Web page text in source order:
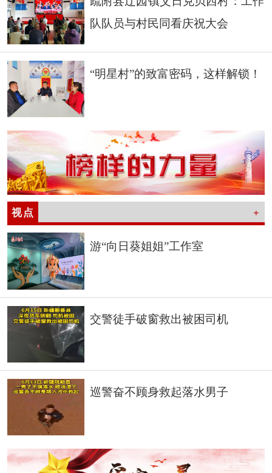
队队员与村民同看庆祝大会
“明星村”的致富密码，这样解锁！
视点 +
游“向日葵姐姐”工作室
交警徒手破窗救出被困司机
巡警奋不顾身救起落水男子